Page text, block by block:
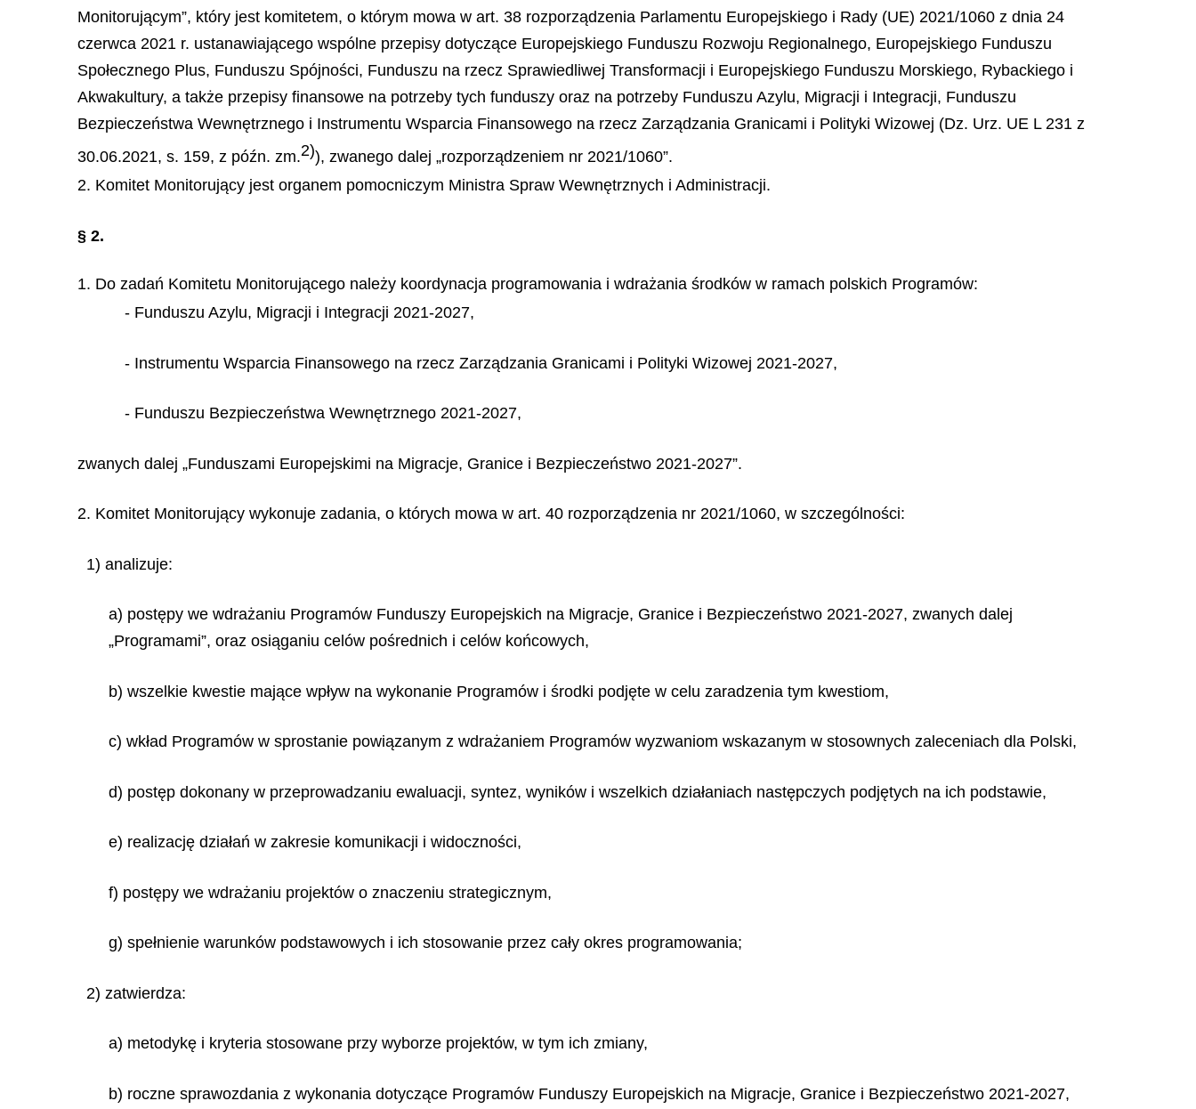
Monitorującym”, który jest komitetem, o którym mowa w art. 38 rozporządzenia Parlamentu Europejskiego i Rady (UE) 2021/1060 z dnia 24
czerwca 2021 r. ustanawiającego wspólne przepisy dotyczące Europejskiego Funduszu Rozwoju Regionalnego, Europejskiego Funduszu
Społecznego Plus, Funduszu Spójności, Funduszu na rzecz Sprawiedliwej Transformacji i Europejskiego Funduszu Morskiego, Rybackiego i
Akwakultury, a także przepisy finansowe na potrzeby tych funduszy oraz na potrzeby Funduszu Azylu, Migracji i Integracji, Funduszu
Bezpieczeństwa Wewnętrznego i Instrumentu Wsparcia Finansowego na rzecz Zarządzania Granicami i Polityki Wizowej (Dz. Urz. UE L 231 z
30.06.2021, s. 159, z późn. zm.2)), zwanego dalej „rozporządzeniem nr 2021/1060”.
2. Komitet Monitorujący jest organem pomocniczym Ministra Spraw Wewnętrznych i Administracji.
§ 2.
1. Do zadań Komitetu Monitorującego należy koordynacja programowania i wdrażania środków w ramach polskich Programów:
- Funduszu Azylu, Migracji i Integracji 2021-2027,
- Instrumentu Wsparcia Finansowego na rzecz Zarządzania Granicami i Polityki Wizowej 2021-2027,
- Funduszu Bezpieczeństwa Wewnętrznego 2021-2027,
zwanych dalej „Funduszami Europejskimi na Migracje, Granice i Bezpieczeństwo 2021-2027”.
2. Komitet Monitorujący wykonuje zadania, o których mowa w art. 40 rozporządzenia nr 2021/1060, w szczególności:
1) analizuje:
a) postępy we wdrażaniu Programów Funduszy Europejskich na Migracje, Granice i Bezpieczeństwo 2021-2027, zwanych dalej
„Programami”, oraz osiąganiu celów pośrednich i celów końcowych,
b) wszelkie kwestie mające wpływ na wykonanie Programów i środki podjęte w celu zaradzenia tym kwestiom,
c) wkład Programów w sprostanie powiązanym z wdrażaniem Programów wyzwaniom wskazanym w stosownych zaleceniach dla Polski,
d) postęp dokonany w przeprowadzaniu ewaluacji, syntez, wyników i wszelkich działaniach następczych podjętych na ich podstawie,
e) realizację działań w zakresie komunikacji i widoczności,
f) postępy we wdrażaniu projektów o znaczeniu strategicznym,
g) spełnienie warunków podstawowych i ich stosowanie przez cały okres programowania;
2) zatwierdza:
a) metodykę i kryteria stosowane przy wyborze projektów, w tym ich zmiany,
b) roczne sprawozdania z wykonania dotyczące Programów Funduszy Europejskich na Migracje, Granice i Bezpieczeństwo 2021-2027,